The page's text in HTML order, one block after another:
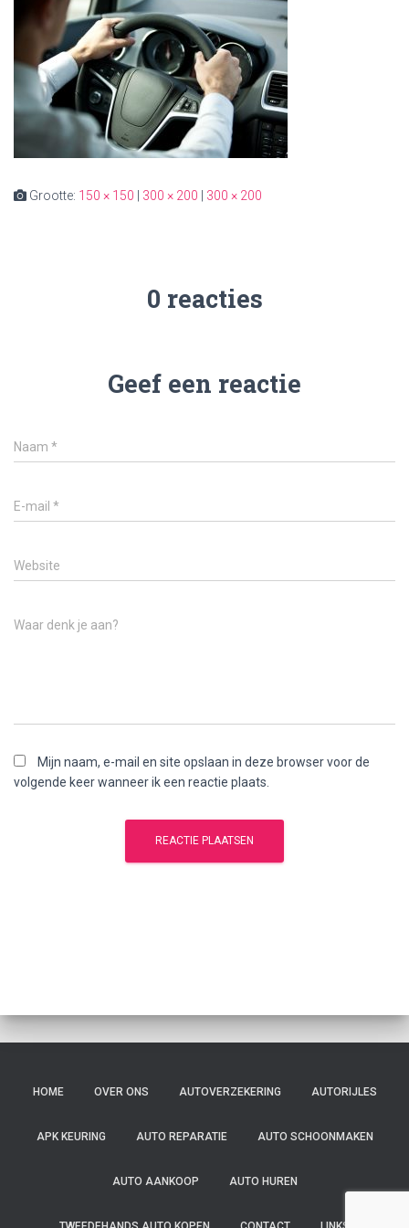
Grootte: 150 × 150 300 × 200 300 × 200
0 reacties
Geef een reactie
Naam *
E-mail *
Website
Waar denk je aan?
Mijn naam, e-mail en site opslaan in deze browser voor de
volgende keer wanneer ik een reactie plaats.
HOME OVER ONS AUTOVERZEKERING AUTORIJLES
APK KEURING AUTO REPARATIE AUTO SCHOONMAKEN
AUTO AANKOOP AUTO HUREN